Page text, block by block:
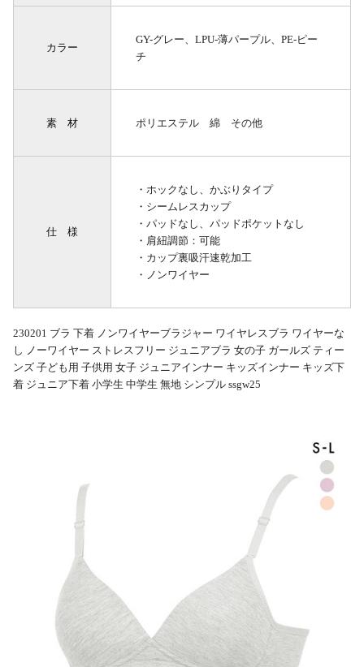
カラー
GY-グレー、LPU-薄パープル、PE-ピー
チ
素 材 ポリエステル 綿 その他
仕 様
・ホックなし、かぶりタイプ
・シームレスカップ
・パッドなし、パッドポケットなし
・肩紐調節：可能
・カップ裏吸汗速乾加工
・ノンワイヤー
230201 ブラ 下着 ノンワイヤーブラジャー ワイヤレスブラ ワイヤーな
し ノーワイヤー ストレスフリー ジュニアブラ 女の子 ガールズ ティー
ンズ 子ども用 子供用 女子 ジュニアインナー キッズインナー キッズ下
着 ジュニア下着 小学生 中学生 無地 シンプル ssgw25